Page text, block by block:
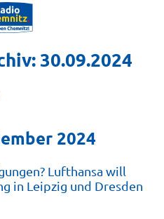
30.09.2024
2024
Lufthansa will
in Leipzig und Dresden